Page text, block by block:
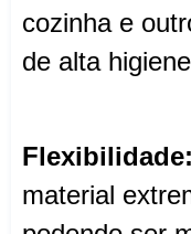
cozinha e
de alta
Flexibilidade:
material